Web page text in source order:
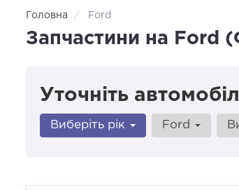
Головна Ford
Запчастини на Ford
Уточніть
Виберіть рік Ford